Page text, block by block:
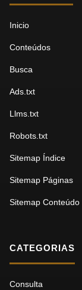
Inicio
Conteúdos
Busca
Ads.txt
Llms.txt
Robots.txt
Sitemap Índice
Sitemap Páginas
Sitemap Conteúdo
CATEGORIAS
Consulta